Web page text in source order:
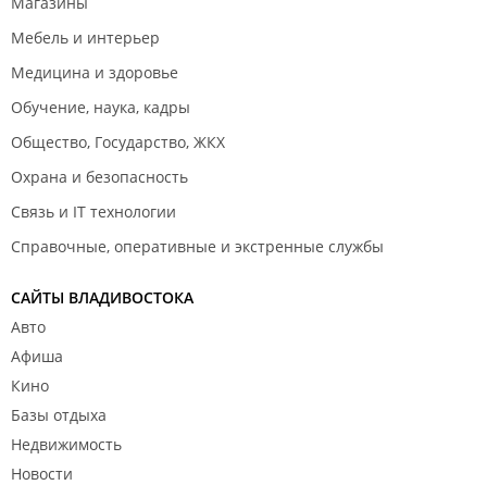
Мебель и интерьер
Медицина и здоровье
Обучение, наука, кадры
Общество, Государство, ЖКХ
Охрана и безопасность
Связь и IT технологии
Справочные, оперативные и экстренные службы
САЙТЫ ВЛАДИВОСТОКА
Авто
Афиша
Кино
Базы отдыха
Недвижимость
Новости